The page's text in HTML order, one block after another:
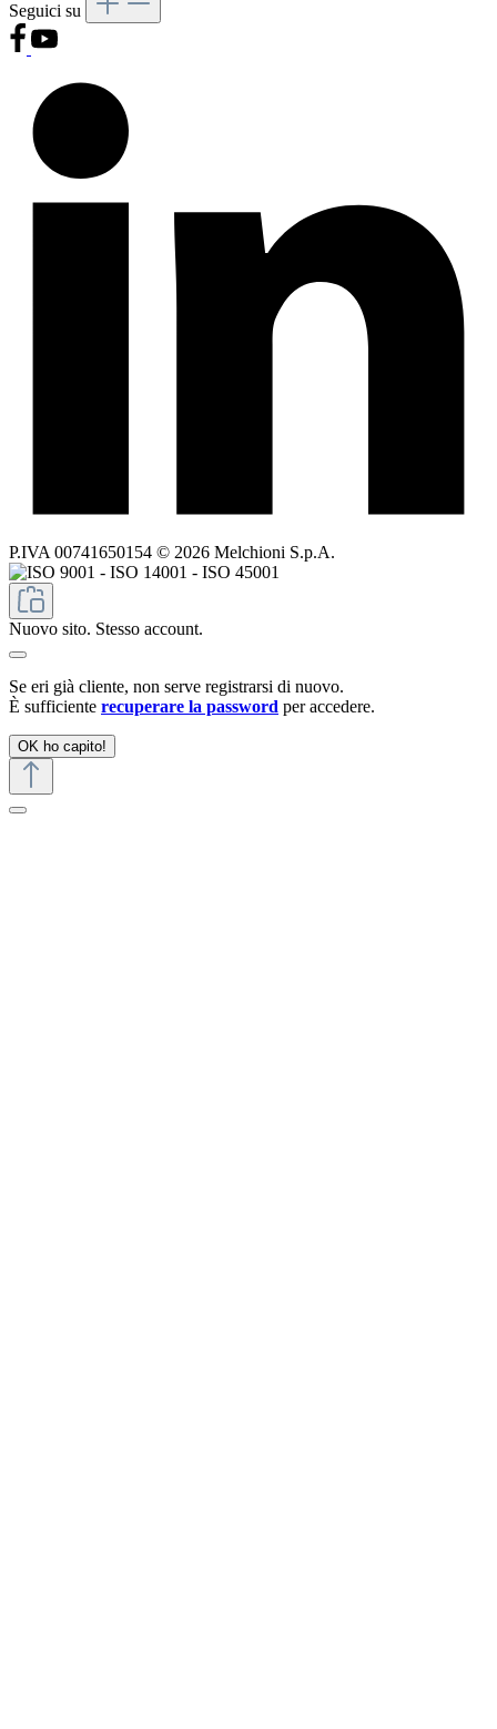
Seguici su
P.IVA 00741650154 © 2026 Melchioni S.p.A.
Nuovo sito. Stesso account.
Se eri già cliente, non serve registrarsi di nuovo.
È sufficiente recuperare la password per accedere.
OK ho capito!